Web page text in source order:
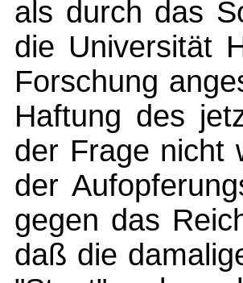
als durch das
die Universität
Forschung
Haftung des
der Frage nicht
der
gegen das
daß die